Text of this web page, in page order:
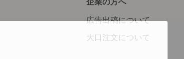
企業の方へ
広告出稿について
大口注文について